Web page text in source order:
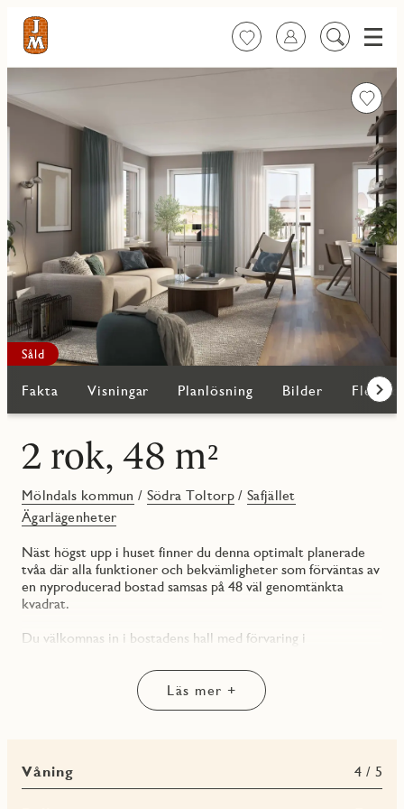
FavoriterLogga in
Sök
Meny
Såld
Fakta Visningar Planlösning Bilder Fler
2 rok, 48 m²
Mölndals kommun / Södra Toltorp/ Safjället
Ägarlägenheter
Näst högst upp i huset finner du denna optimalt planerade
tvåa där alla funktioner och bekvämligheter som förväntas av
en nyproducerad bostad samsas på 48 väl genomtänkta
kvadrat.
Du välkomnas in i bostadens hall med förvaring i
helkaklade badrummet beläget. Duschhörnan har svängbara
dörrar i klarglas, något som öppnar upp för mer utrymme.
Här finns gott om förvaring i vägghängd kommod och ett
Vidare finner ni kök och vardagsrum i ett öppet samband.
Det praktiska u-formade köket är lättarbetat med goda ytor
Läs mer +
Våning 4 / 5